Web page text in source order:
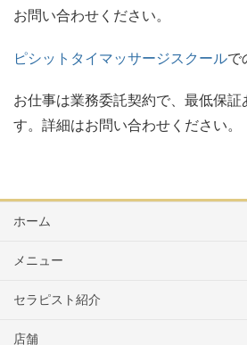
お問い合わせください。
ピシットタイマッサージスクールで
お仕事は業務委託契約で、最低保証
す。詳細はお問い合わせください。
ホーム
メニュー
セラピスト紹介
店舗